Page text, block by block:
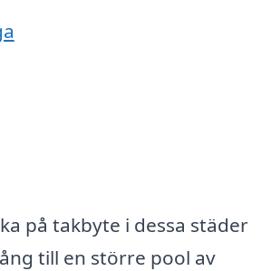
på takbyte i dessa städer
till en större pool av